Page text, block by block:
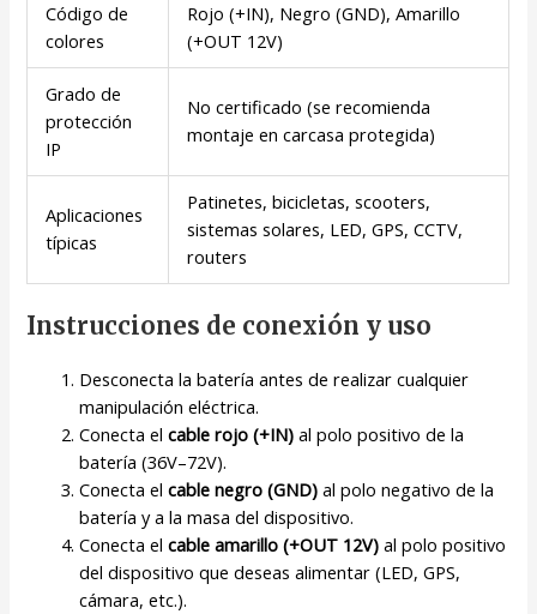
Código de
colores
Rojo (+IN), Negro (GND), Amarillo
(+OUT 12V)
Grado de
protección
IP
No certificado (se recomienda
montaje en carcasa protegida)
Aplicaciones
típicas
Patinetes, bicicletas, scooters,
sistemas solares, LED, GPS, CCTV,
routers
Instrucciones de conexión y uso
Desconecta la batería antes de realizar cualquier
manipulación eléctrica.
Conecta elcable rojo (+IN) al polo positivo de la
batería (36V–72V).
Conecta elcable negro (GND) al polo negativo de la
batería y a la masa del dispositivo.
Conecta elcable amarillo (+OUT 12V) al polo positivo
del dispositivo que deseas alimentar (LED, GPS,
cámara, etc.).